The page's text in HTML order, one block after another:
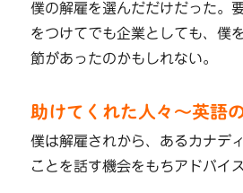
僕の解雇を選んだだけだった。
をつけてでも企業としても、僕
節があったのかもしれない。
助けてくれた人々～英語
僕は解雇されから、あるカナデ
ことを話す機会をもちアドバイ